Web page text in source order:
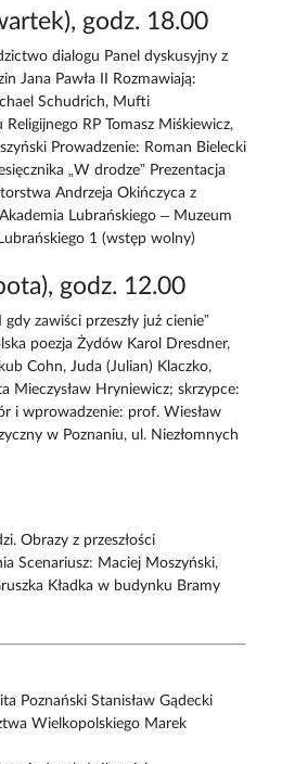
godz. 18.00
dialogu Panel dyskusyjny z
Jana Pawła II Rozmawiają:
Schudrich, Mufti
Religijnego RP Tomasz Miśkiewicz,
Prowadzenie: Roman Bielecki
„W drodze” Prezentacja
Andrzeja Okińczyca z
Lubrańskiego – Muzeum
1 (wstęp wolny)
godz. 12.00
zawiści przeszły już cienie”
poezja Żydów Karol Dresdner,
Cohn, Juda (Julian) Klaczko,
Mieczysław Hryniewicz; skrzypce:
i wprowadzenie: prof. Wiesław
w Poznaniu, ul. Niezłomnych
Obrazy z przeszłości
Scenariusz: Maciej Moszyński,
Kładka w budynku Bramy
Poznański Stanisław Gądecki
Wielkopolskiego Marek